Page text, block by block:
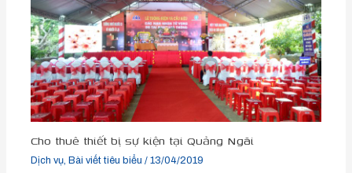
Cho thuê thiết bị sự kiện tại Quảng Ngãi
Dịch vụ,Bài viết tiêu biểu /13/04/2019